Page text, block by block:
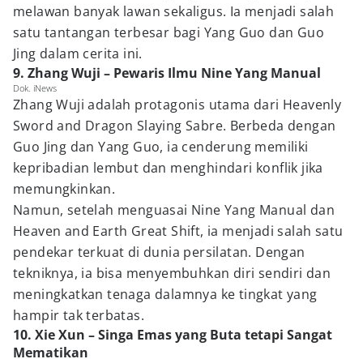
melawan banyak lawan sekaligus. Ia menjadi salah
satu tantangan terbesar bagi Yang Guo dan Guo
Jing dalam cerita ini.
9. Zhang Wuji – Pewaris Ilmu Nine Yang Manual
Dok. iNews
Zhang Wuji adalah protagonis utama dari Heavenly
Sword and Dragon Slaying Sabre. Berbeda dengan
Guo Jing dan Yang Guo, ia cenderung memiliki
kepribadian lembut dan menghindari konflik jika
memungkinkan.
Namun, setelah menguasai Nine Yang Manual dan
Heaven and Earth Great Shift, ia menjadi salah satu
pendekar terkuat di dunia persilatan. Dengan
tekniknya, ia bisa menyembuhkan diri sendiri dan
meningkatkan tenaga dalamnya ke tingkat yang
hampir tak terbatas.
10. Xie Xun – Singa Emas yang Buta tetapi Sangat
Mematikan